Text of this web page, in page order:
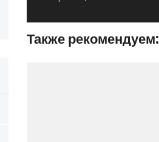
Также рекомендуем: